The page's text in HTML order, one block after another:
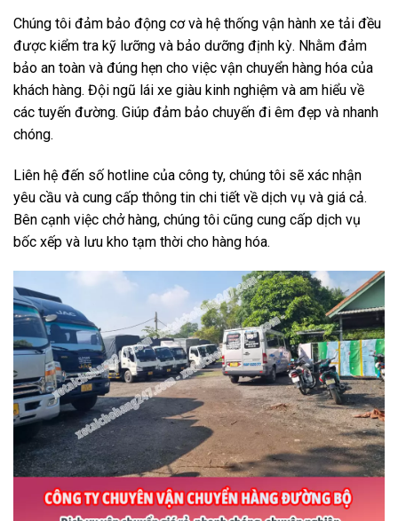
Chúng tôi đảm bảo động cơ và hệ thống vận hành xe tải đều
được kiểm tra kỹ lưỡng và bảo dưỡng định kỳ. Nhằm đảm
bảo an toàn và đúng hẹn cho việc vận chuyển hàng hóa của
khách hàng. Đội ngũ lái xe giàu kinh nghiệm và am hiểu về
các tuyến đường. Giúp đảm bảo chuyến đi êm đẹp và nhanh
chóng.
Liên hệ đến số hotline của công ty, chúng tôi sẽ xác nhận
yêu cầu và cung cấp thông tin chi tiết về dịch vụ và giá cả.
Bên cạnh việc chở hàng, chúng tôi cũng cung cấp dịch vụ
bốc xếp và lưu kho tạm thời cho hàng hóa.